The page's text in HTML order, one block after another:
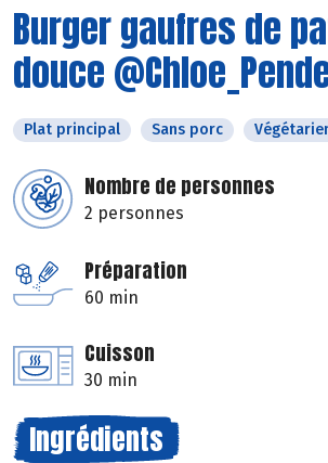
Burger gaufres de
douce
Plat principal Sans porc
Nombre de personnes
2 personnes
Préparation
60 min
Cuisson
30 min
Ingrédients